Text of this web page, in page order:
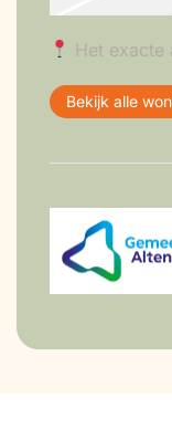
Het
Bekijk alle